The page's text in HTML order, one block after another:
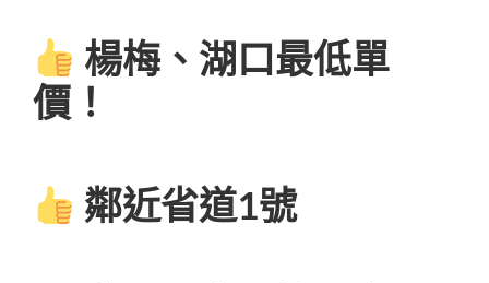
楊梅、湖口最低單
價！
鄰近省道1號